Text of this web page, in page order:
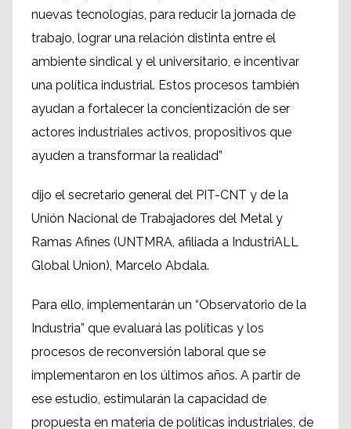
nuevas tecnologías, para reducir la jornada de
trabajo, lograr una relación distinta entre el
ambiente sindical y el universitario, e incentivar
una política industrial. Estos procesos también
ayudan a fortalecer la concientización de ser
actores industriales activos, propositivos que
ayuden a transformar la realidad”
dijo el secretario general del PIT-CNT y de la
Unión Nacional de Trabajadores del Metal y
Ramas Afines (UNTMRA, afiliada a IndustriALL
Global Union), Marcelo Abdala.
Para ello, implementarán un “Observatorio de la
Industria” que evaluará las políticas y los
procesos de reconversión laboral que se
implementaron en los últimos años. A partir de
ese estudio, estimularán la capacidad de
propuesta en materia de políticas industriales, de